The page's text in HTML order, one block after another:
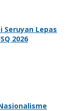
Seruyan Lepas
2026